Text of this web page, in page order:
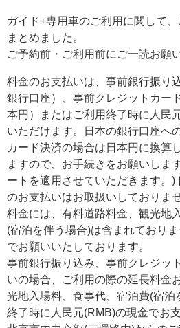
ガイド+専用車のご利用に関して
まとめました。
ご予約前・ご利用前にご一読お願
料金のお支払いは、事前銀行振り
銀行口座）、事前クレジットカー
本円）またはご利用終了時に人民
いただけます。日本の銀行口座へ
カード決済の場合は日本円に換算
ますので、お手続きをお願いしま
ートを適用させていただきます。
のお支払いはお取扱いしておりま
料金には、有料道路料金、観光地
(宿泊を伴う場合)は含まれており
でお願いいたしております。
事前銀行振り込み、事前クレジッ
いの場合、ご利用の際の延長料金
光地入場料、食事代、宿泊費(宿泊
終了時に人民元(RMB)の現金でお